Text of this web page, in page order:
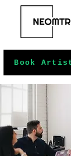
Book